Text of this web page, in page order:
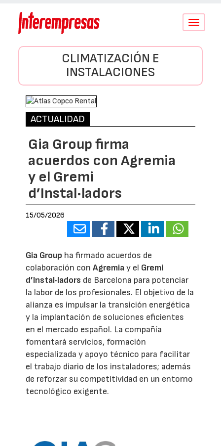
Conmutar
CLIMATIZACIÓN E
INSTALACIONES
ACTUALIDAD
Gia Group firma
acuerdos con Agremia
y el Gremi
d’Instal·ladors
15/05/2026
Gia Group ha firmado acuerdos de
colaboración conAgremiay el Gremi
d’Instal·ladors de Barcelona para potenciar
la labor de los profesionales. El objetivo de la
alianza es impulsar la transición energética
y la implantación de soluciones eficientes
en el mercado español. La compañía
fomentará servicios, formación
especializada y apoyo técnico para facilitar
el trabajo diario de los instaladores; además
de reforzar su competitividad en un entorno
tecnológico exigente.